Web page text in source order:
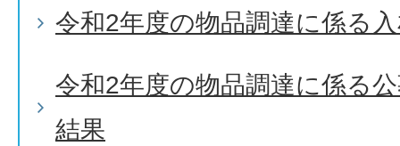
令和2年度の物品調達に係る
令和2年度の物品調達に係る
結果